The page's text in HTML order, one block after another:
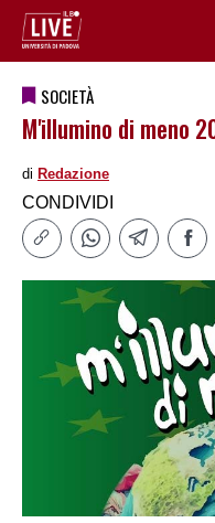
SOCIETÀ
M'illumino di meno
di Redazione
CONDIVIDI